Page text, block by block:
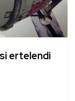
ertelendi